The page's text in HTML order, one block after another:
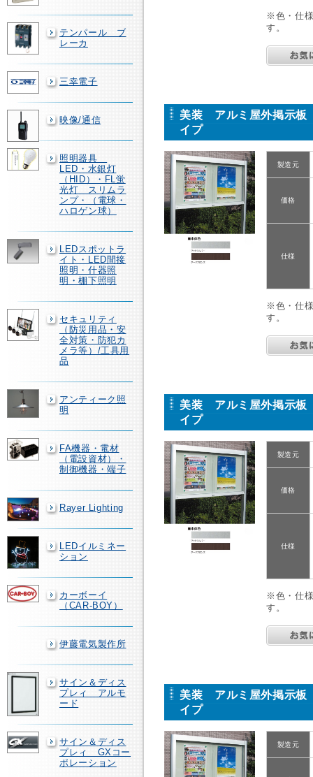
テンパール ブ
レーカ
三幸電子
映像/通信
照明器具
LED・水銀灯
（HID）・FL蛍
光灯 スリムラ
ンプ・（電球・
ハロゲン球）
LEDスポットラ
イト・LED間接
照明・什器照
明・棚下照明
セキュリティ
（防災用品・安
全対策・防犯カ
メラ等）/工具用
品
アンティーク照
明
FA機器・電材
（電設資材）・
制御機器・端子
Rayer Lighting
LEDイルミネー
ション
カーボーイ
（CAR-BOY）
伊藤電気製作所
サイン＆ディス
プレィ アルモ
ード
サイン＆ディス
プレィ GXコー
ポレーション
※色・仕
す。
美装 アルミ屋外掲示
イプ
製造元
価格
仕様
※色・仕
す。
美装 アルミ屋外掲示
イプ
製造元
価格
仕様
※色・仕
す。
美装 アルミ屋外掲示
イプ
製造元